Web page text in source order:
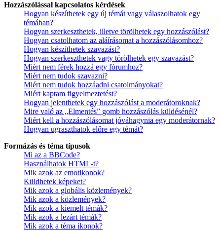
Hozzászólással kapcsolatos kérdések
Hogyan készíthetek egy új témát vagy válaszolhatok egy
témában?
Hogyan szerkeszthetek, illetve törölhetek egy hozzászólást?
Hogyan csatolhatom az aláírásomat a hozzászólásomhoz?
Hogyan készíthetek szavazást?
Hogyan szerkeszthetek vagy törölhetek egy szavazást?
Miért nem férek hozzá egy fórumhoz?
Miért nem tudok szavazni?
Miért nem tudok hozzáadni csatolmányokat?
Miért kaptam figyelmeztetést?
Hogyan jelenthetek egy hozzászólást a moderátoroknak?
Mire való az „Elmentés” gomb hozzászólás küldésénél?
Miért kell a hozzászólásomat jóváhagynia egy moderátornak?
Hogyan ugraszthatok előre egy témát?
Formázás és téma típusok
Mi az a BBCode?
Használhatok HTML-t?
Mik azok az emotikonok?
Küldhetek képeket?
Mik azok a globális közlemények?
Mik azok a közlemények?
Mik azok a kiemelt témák?
Mik azok a lezárt témák?
Mik azok a téma ikonok?